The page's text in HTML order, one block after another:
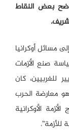
بعض النقاط
مسائل أوكرانيا
صنع الأزمات
للغربيين، كان
هو معارضة الحرب
الأوكرانية